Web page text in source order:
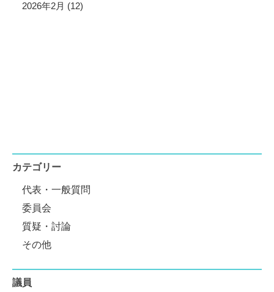
2026年2月 (12)
カテゴリー
代表・一般質問
委員会
質疑・討論
その他
議員